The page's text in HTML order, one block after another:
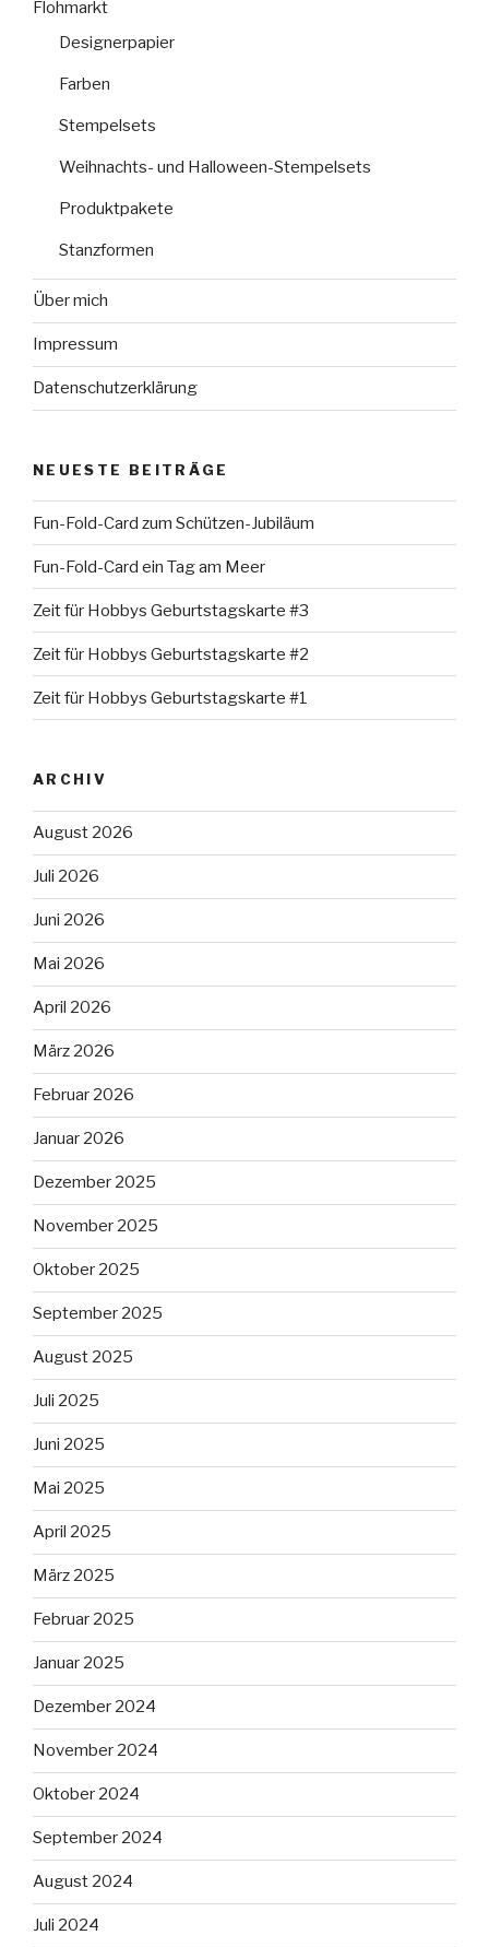
Flohmarkt
Designerpapier
Farben
Stempelsets
Weihnachts- und Halloween-Stempelsets
Produktpakete
Stanzformen
Über mich
Impressum
Datenschutzerklärung
NEUESTE BEITRÄGE
Fun-Fold-Card zum Schützen-Jubiläum
Fun-Fold-Card ein Tag am Meer
Zeit für Hobbys Geburtstagskarte #3
Zeit für Hobbys Geburtstagskarte #2
Zeit für Hobbys Geburtstagskarte #1
ARCHIV
August 2026
Juli 2026
Juni 2026
Mai 2026
April 2026
März 2026
Februar 2026
Januar 2026
Dezember 2025
November 2025
Oktober 2025
September 2025
August 2025
Juli 2025
Juni 2025
Mai 2025
April 2025
März 2025
Februar 2025
Januar 2025
Dezember 2024
November 2024
Oktober 2024
September 2024
August 2024
Juli 2024